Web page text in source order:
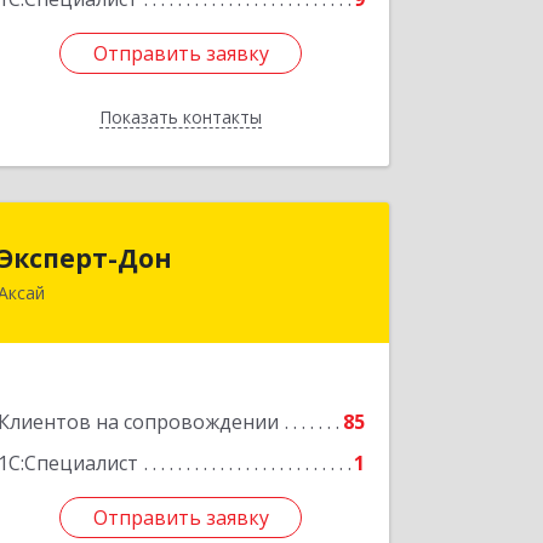
Отправить заявку
Показать контакты
Отправить заявку
Назад
Дон
Клиентов на сопровождении
85
1С:Специалист
1
Отправить заявку
Отправить заявку